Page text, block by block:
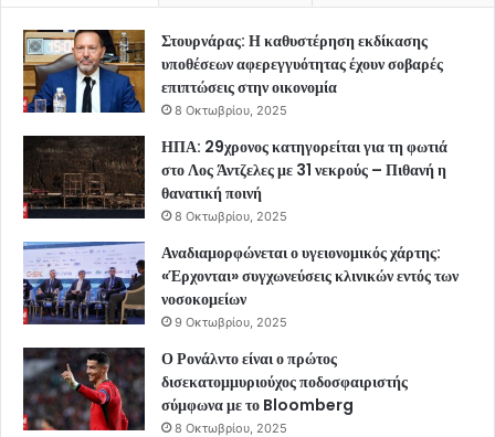
Στουρνάρας: Η καθυστέρηση εκδίκασης
υποθέσεων αφερεγγυότητας έχουν σοβαρές
επιπτώσεις στην οικονομία
8 Οκτωβρίου, 2025
ΗΠΑ: 29χρονος κατηγορείται για τη φωτιά
στο Λος Άντζελες με 31 νεκρούς – Πιθανή η
θανατική ποινή
8 Οκτωβρίου, 2025
Αναδιαμορφώνεται ο υγειονομικός χάρτης:
«Έρχονται» συγχωνεύσεις κλινικών εντός των
νοσοκομείων
9 Οκτωβρίου, 2025
Ο Ρονάλντο είναι ο πρώτος
δισεκατομμυριούχος ποδοσφαιριστής
σύμφωνα με το Bloomberg
8 Οκτωβρίου, 2025